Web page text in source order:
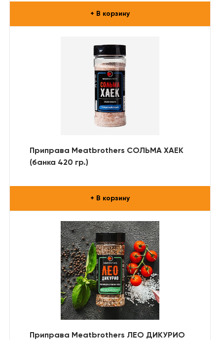
+ В корзину
Приправа Meatbrothers СОЛЬМА ХАЕК
(банка 420 гр.)
+ В корзину
Приправа Meatbrothers ЛЕО ДИКУРИО